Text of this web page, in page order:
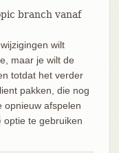
branch vanaf
wilt
maar je wilt de
totdat het verder
pakken, die nog
opnieuw afspelen
optie te gebruiken